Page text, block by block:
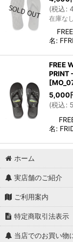
(税込:
在庫なし
FREE
名:
FREE
PRINT
[
5,000
(税込:
名:
ホーム
実店舗のご紹介
ご利用案内
特定商取引法表示
当店でのお買い物